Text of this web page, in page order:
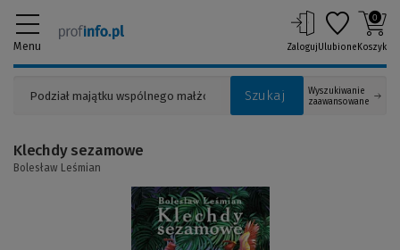
Menu
Szukaj
Wyszukiwanie
zaawansowane
ZalogujUlubione
0
Koszyk
(Link
do
innej
strony)
Klechdy sezamowe
Bolesław Leśmian